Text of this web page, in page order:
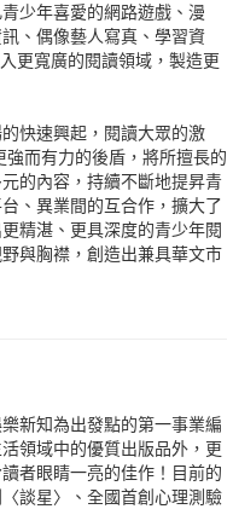
少年喜愛的網路遊戲、漫
、偶像藝人寫真、學習資
更寬廣的閱讀領域，製造更
快速興起，閱讀大眾的激
而有力的後盾，將所擅長的
的內容，持續不斷地提昇青
、異業間的互合作，擴大了
精湛、更具深度的青少年閱
與胸襟，創造出兼具華文市
新知為出發點的第一事業編
領域中的優質出版品外，更
者眼睛一亮的佳作！目前的
談星〉、全國首創心理測驗